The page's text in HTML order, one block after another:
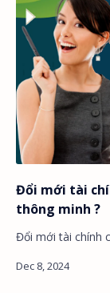
Đổi mới tài
thông minh ?